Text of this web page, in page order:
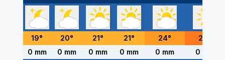
19° 20° 21° 21° 24° 26
0 mm
0 mm 0 mm 0 mm 0 mm 0 mm